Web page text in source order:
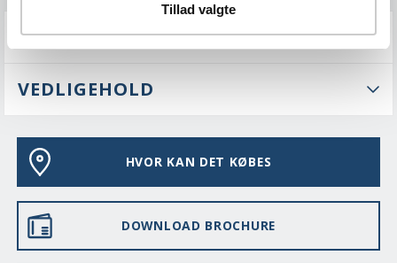
Tillad valgte
FAQS
VEDLIGEHOLD
HVOR KAN DET KØBES
DOWNLOAD BROCHURE